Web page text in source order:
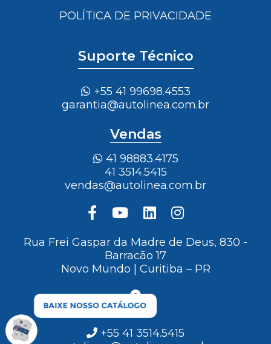
POLÍTICA DE PRIVACIDADE
Suporte Técnico
+55 41 99698.4553
garantia@autolinea.com.br
Vendas
41 98883.4175
41 3514.5415
vendas@autolinea.com.br
Rua Frei Gaspar da Madre de Deus, 830 -
Barracão 17
Novo Mundo | Curitiba – PR
+55 41 3514.5415